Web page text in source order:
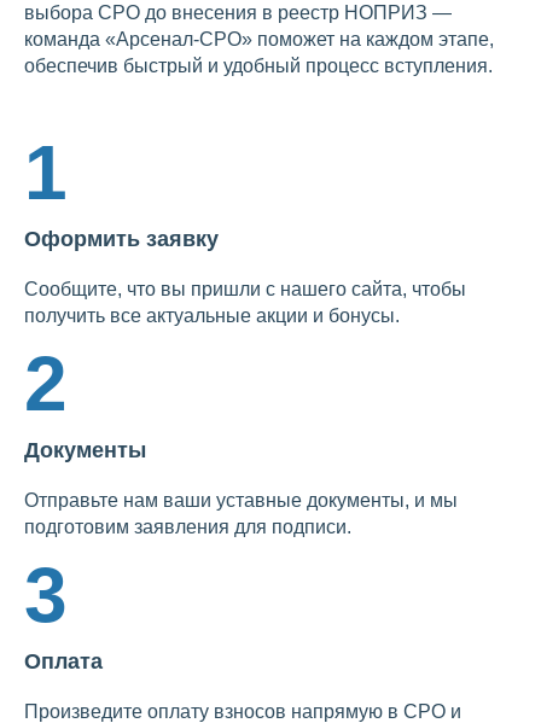
выбора СРО до внесения в реестр НОПРИЗ —
команда «Арсенал-СРО» поможет на каждом этапе,
обеспечив быстрый и удобный процесс вступления.
1
Оформить заявку
Сообщите, что вы пришли с нашего сайта, чтобы
получить все актуальные акции и бонусы.
2
Документы
Отправьте нам ваши уставные документы, и мы
подготовим заявления для подписи.
3
Оплата
Произведите оплату взносов напрямую в СРО и